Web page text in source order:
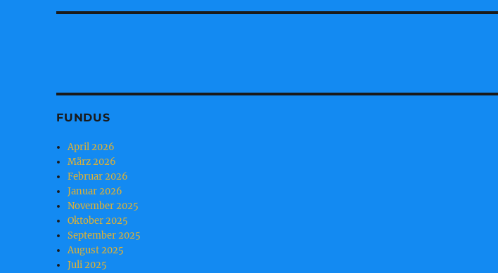
FUNDUS
April 2026
März 2026
Februar 2026
Januar 2026
November 2025
Oktober 2025
September 2025
August 2025
Juli 2025